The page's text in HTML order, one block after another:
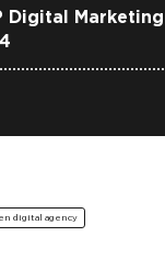
Digital
digital agency